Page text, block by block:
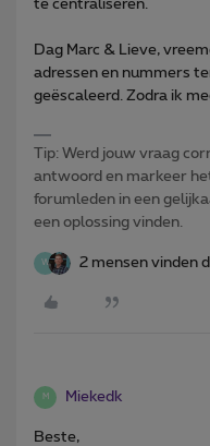
te centraliseren.
Dag Marc & Lieve,
adressen en nummers
geëscaleerd. Zodra ik
Tip: Werd jouw vraag
antwoord en markeer
forumleden in een
een oplossing vinden.
W 2 mensen vinden
M Miekedk
Beste,